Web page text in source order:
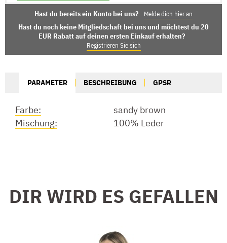
Hast du bereits ein Konto bei uns? Melde dich hier an
Hast du noch keine Mitgliedschaft bei uns und möchtest du 20
EUR Rabatt auf deinen ersten Einkauf erhalten?
Registrieren Sie sich
PARAMETER BESCHREIBUNG GPSR
Farbe:
sandy brown
Mischung:
100% Leder
DIR WIRD ES GEFALLEN